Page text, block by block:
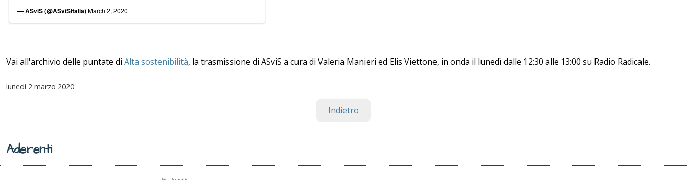
— ASviS (@ASviSItalia)March 2, 2020
Vai all'archivio delle puntate di Alta sostenibilità, la trasmissione di ASviS a cura di Valeria Manieri ed Elis Viettone, in onda il lunedì dalle 12:30 alle 13:00 su Radio Radicale.
lunedì 2 marzo 2020
Indietro
Aderenti